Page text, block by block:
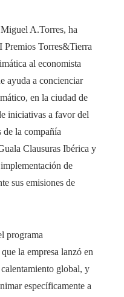
A.Torres, ha
Premios Torres&Tierra
al economista
ayuda a concienciar
en la ciudad de
iniciativas a favor del
de la compañía
Clausuras Ibérica y
de
sus emisiones de
programa
la empresa lanzó en
global, y
específicamente a